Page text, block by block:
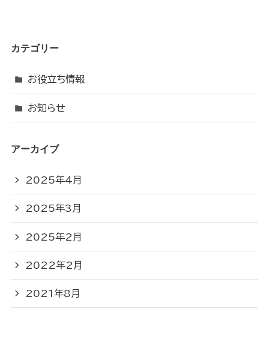
カテゴリー
お役立ち情報
お知らせ
アーカイブ
2025年4月
2025年3月
2025年2月
2022年2月
2021年8月